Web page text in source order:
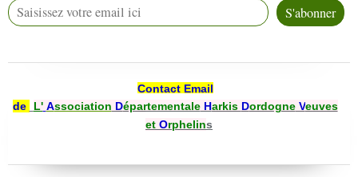
Contact Email
de
L' Association DépartementaleHarkis DordogneVeuves
et Orphelins